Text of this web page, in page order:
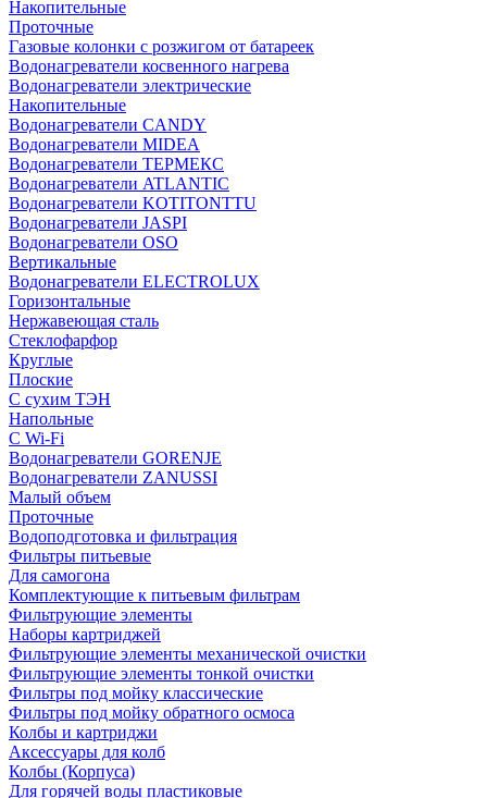
Накопительные
Проточные
Газовые колонки с розжигом от батареек
Водонагреватели косвенного нагрева
Водонагреватели электрические
Накопительные
Водонагреватели CANDY
Водонагреватели MIDEA
Водонагреватели ТЕРМЕКС
Водонагреватели ATLANTIC
Водонагреватели KOTITONTTU
Водонагреватели JASPI
Водонагреватели OSO
Вертикальные
Водонагреватели ELECTROLUX
Горизонтальные
Нержавеющая сталь
Стеклофарфор
Круглые
Плоские
С сухим ТЭН
Напольные
С Wi-Fi
Водонагреватели GORENJE
Водонагреватели ZANUSSI
Малый объем
Проточные
Водоподготовка и фильтрация
Фильтры питьевые
Для самогона
Комплектующие к питьевым фильтрам
Фильтрующие элементы
Наборы картриджей
Фильтрующие элементы механической очистки
Фильтрующие элементы тонкой очистки
Фильтры под мойку классические
Фильтры под мойку обратного осмоса
Колбы и картриджи
Аксессуары для колб
Колбы (Корпуса)
Для горячей воды пластиковые